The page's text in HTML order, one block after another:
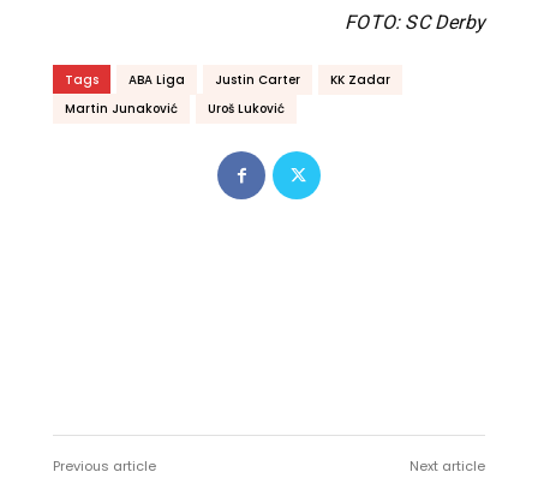
FOTO: SC Derby
Tags ABA Liga Justin Carter
KK Zadar
Martin Junaković
Uroš Luković
Previous article Next article